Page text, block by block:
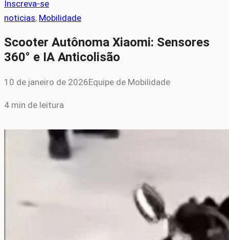
Inscreva-se
noticias, Mobilidade
Scooter Autônoma Xiaomi: Sensores
360° e IA Anticolisão
10 de janeiro de 2026Equipe de Mobilidade
4 min de leitura